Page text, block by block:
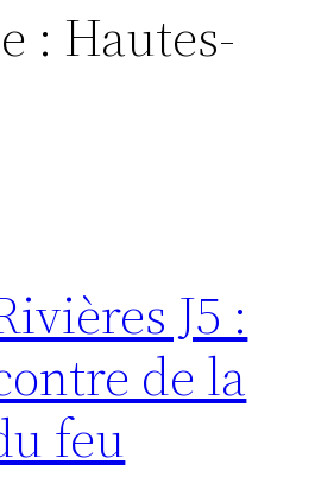
: Hautes-
J5 :
de la
feu